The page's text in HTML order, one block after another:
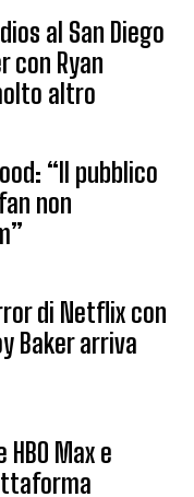
al San Diego
con Ryan
altro
“Il pubblico
non
di Netflix con
Baker arriva
Max e